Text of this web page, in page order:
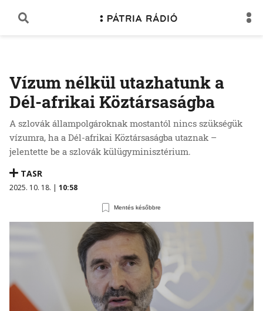
Vízum nélkül utazhatunk a
Dél-afrikai Köztársaságba
A szlovák állampolgároknak mostantól nincs szükségük
vízumra, ha a Dél-afrikai Köztársaságba utaznak –
jelentette be a szlovák külügyminisztérium.
TASR
2025. 10. 18. | 10:58
Mentés későbbre